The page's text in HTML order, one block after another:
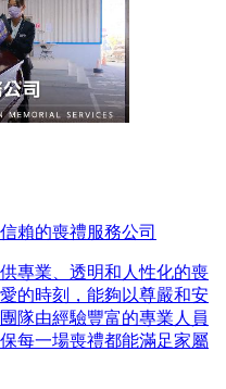
賴的喪禮服務公司
專業、透明和人性化的喪
的時刻，能夠以尊嚴和安
隊由經驗豐富的專業人員
每一場喪禮都能滿足家屬